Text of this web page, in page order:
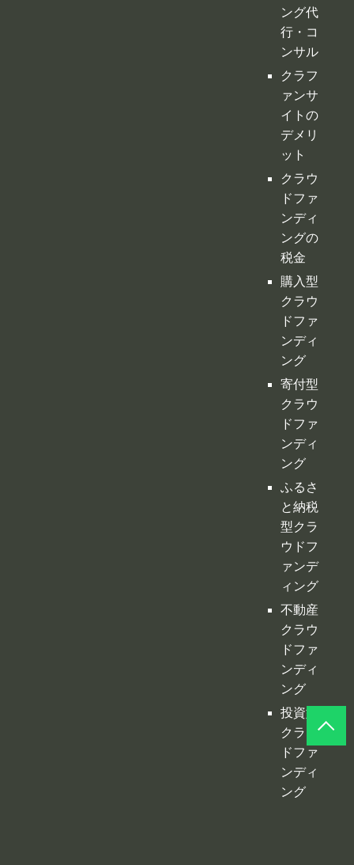
ング代
行・コ
ンサル
クラフ
ァンサ
イトの
デメリ
ット
クラウ
ドファ
ンディ
ングの
税金
購入型
クラウ
ドファ
ンディ
ング
寄付型
クラウ
ドファ
ンディ
ング
ふるさ
と納税
型クラ
ウドフ
ァンデ
ィング
不動産
クラウ
ドファ
ンディ
ング
投資型
クラウ
ドファ
ンディ
ング